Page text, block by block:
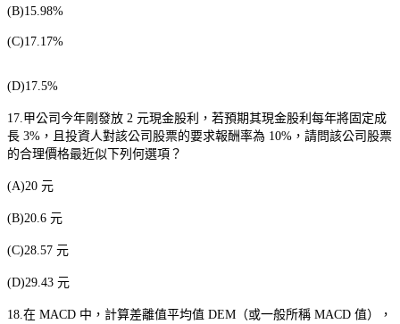
(B)15.98%
(C)17.17%
(D)17.5%
17. 甲公司今年剛發放 2 元現金股利，若預期其現金股利每年將固定成
長 3% ，且投資人對該公司股票的要求報酬率為 10% ，請問該公司股票
的合理價格最近似下列何選項？
(A)20 元
(B)20.6 元
(C)28.57 元
(D)29.43 元
18. 在 MACD 中，計算差離值平均值 DEM （或一般所稱 MACD 值），